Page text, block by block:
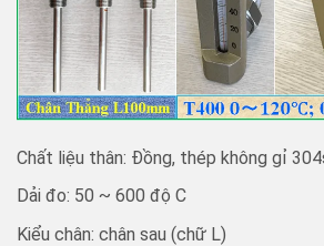
Chất liệu thân: Đồng, thép không gỉ
Dải đo: 50 ~ 600 độ C
Kiểu chân: chân sau (chữ L)